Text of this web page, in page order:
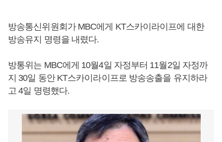
방송통신위원회가 MBC에게 KT스카이라이프에 대한
방송유지 명령을 내렸다.
방통위는 MBC에게 10월4일 자정부터 11월2일 자정까
지 30일 동안 KT스카이라이프로 방송송출을 유지하라
고 4일 명령했다.